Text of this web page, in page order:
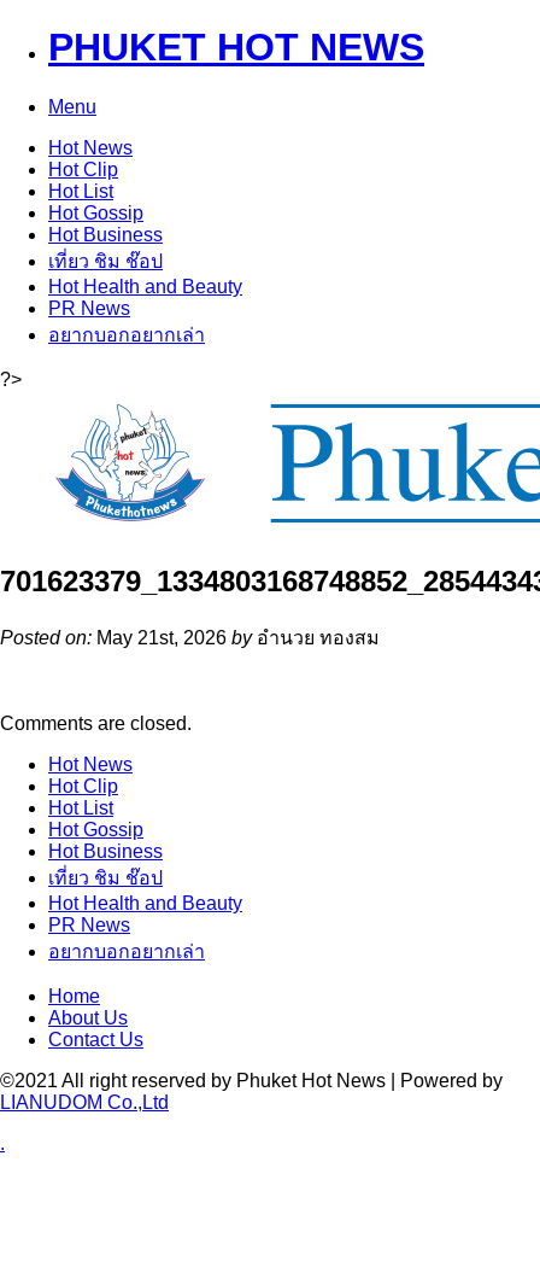
PHUKET HOT NEWS
Menu
HotNews
HotClip
HotList
HotGossip
HotBusiness
เที่ยว ชิม ช๊อป
HotHealth and Beauty
PR News
อยากบอกอยากเล่า
?>
Posted on: May 21st, 2026 byอำนวย ทองสม
Comments are closed.
HotNews
HotClip
HotList
HotGossip
HotBusiness
เที่ยว ชิม ช๊อป
HotHealth and Beauty
PR News
อยากบอกอยากเล่า
Home
About Us
Contact Us
©2021 All right reserved by Phuket Hot News | Powered by
LIANUDOM Co.,Ltd
.